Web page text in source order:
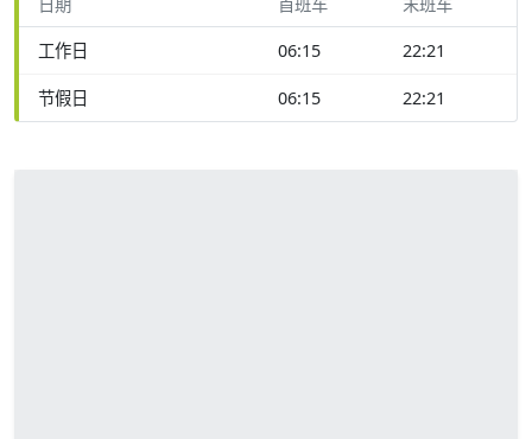
工作日 06:15 22:21
节假日 06:15 22:21